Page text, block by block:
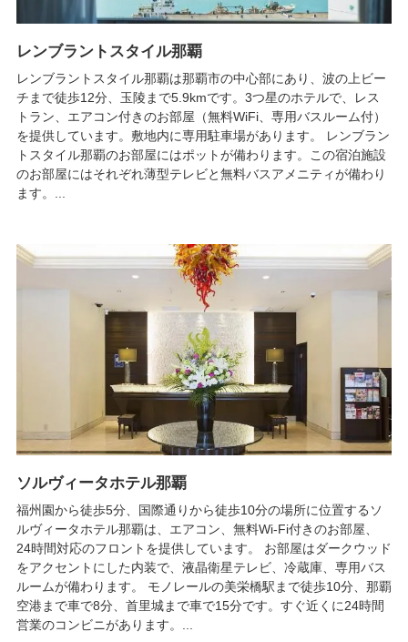
レンブラントスタイル那覇
レンブラントスタイル那覇は那覇市の中心部にあり、波の上ビー
チまで徒歩12分、玉陵まで5.9kmです。3つ星のホテルで、レス
トラン、エアコン付きのお部屋（無料WiFi、専用バスルーム付）
を提供しています。敷地内に専用駐車場があります。 レンブラン
トスタイル那覇のお部屋にはポットが備わります。この宿泊施設
のお部屋にはそれぞれ薄型テレビと無料バスアメニティが備わり
ます。...
ソルヴィータホテル那覇
福州園から徒歩5分、国際通りから徒歩10分の場所に位置するソ
ルヴィータホテル那覇は、エアコン、無料Wi-Fi付きのお部屋、
24時間対応のフロントを提供しています。 お部屋はダークウッド
をアクセントにした内装で、液晶衛星テレビ、冷蔵庫、専用バス
ルームが備わります。 モノレールの美栄橋駅まで徒歩10分、那覇
空港まで車で8分、首里城まで車で15分です。すぐ近くに24時間
営業のコンビニがあります。...